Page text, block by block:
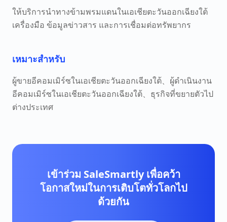
ให้บริการนำทางข้ามพรมแดนในเอเชียตะวันออกเฉียงใต้
เครื่องมือ ข้อมูลข่าวสาร และการเชื่อมต่อทรัพยากร
เหมาะสำหรับ
ผู้ขายอีคอมเมิร์ซในเอเชียตะวันออกเฉียงใต้、ผู้ดำเนินงาน
อีคอมเมิร์ซในเอเชียตะวันออกเฉียงใต้、ธุรกิจที่ขยายตัวไป
ต่างประเทศ
เข้าร่วม SaleSmartly เพื่อคว้า
โอกาสใหม่ในการเติบโตทั่วโลกไป
ด้วยกัน